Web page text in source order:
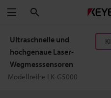
Menü
Ultraschnelle und
hochgenaue Laser-
Wegmesssensoren
Modellreihe LK-G5000